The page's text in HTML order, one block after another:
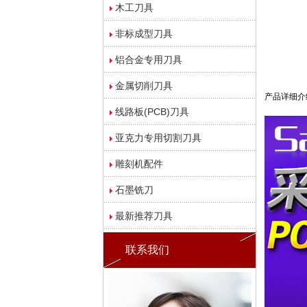
木工刀具
非标成型刀具
铝合金专用刀具
金属切削刀具
线路板(PCB)刀具
亚克力专用切割刀具
雕刻机配件
石墨铣刀
最新推荐刀具
联系我们
产品详细